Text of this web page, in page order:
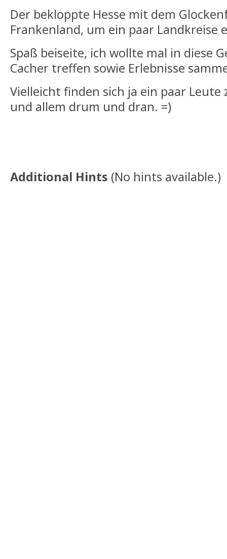
Der bekloppte Hesse mit dem
Frankenland, um ein paar Landkreise
Spaß beiseite, ich wollte mal in diese
Cacher treffen sowie Erlebnisse
Vielleicht finden sich ja ein paar Leute
und allem drum und dran. =)
Additional Hints (No hints available.)